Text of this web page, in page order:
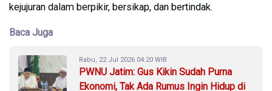
kejujuran dalam berpikir, bersikap, dan bertindak.
Baca Juga
Rabu, 22 Jul 2026 04:20 WIB
PWNU Jatim: Gus Kikin Sudah Purna
Ekonomi, Tak Ada Rumus Ingin Hidup di